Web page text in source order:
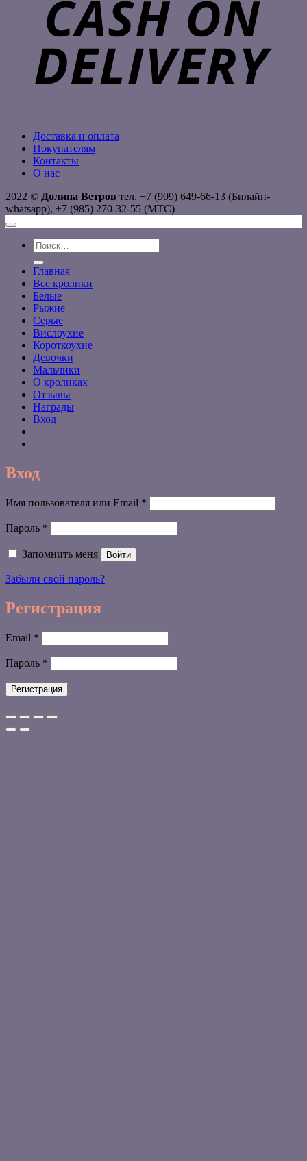
Доставка и оплата
Покупателям
Контакты
О нас
2022 © Долина Ветров тел. +7 (909) 649-66-13 (Билайн-
whatsapp), +7 (985) 270-32-55 (МТС)
Искать:
Главная
Все кролики
Белые
Рыжие
Серые
Вислоухие
Короткоухие
Девочки
Мальчики
О кроликах
Отзывы
Награды
Вход
Вход
Имя пользователя или Email *
Пароль *
Запомнить меня Войти
Забыли свой пароль?
Регистрация
Email *
Пароль *
Регистрация